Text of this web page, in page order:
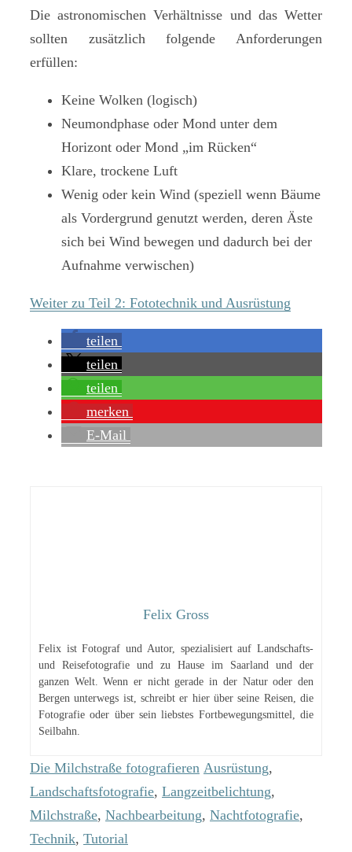
Die astronomischen Verhältnisse und das Wetter
sollten zusätzlich folgende Anforderungen
erfüllen:
Keine Wolken (logisch)
Neumondphase oder Mond unter dem
Horizont oder Mond „im Rücken“
Klare, trockene Luft
Wenig oder kein Wind (speziell wenn Bäume
als Vordergrund genutzt werden, deren Äste
sich bei Wind bewegen und dadurch bei der
Aufnahme verwischen)
Weiter zu Teil 2: Fototechnik und Ausrüstung
teilen
teilen
teilen
merken
E-Mail
Felix Gross
Felix ist Fotograf und Autor, spezialisiert auf Landschafts-
und Reisefotografie und zu Hause im Saarland und der
ganzen Welt. Wenn er nicht gerade in der Natur oder den
Bergen unterwegs ist, schreibt er hier über seine Reisen, die
Fotografie oder über sein liebstes Fortbewegungsmittel, die
Seilbahn.
Kategorien
Die Milchstraße fotografieren Schlagwörter
Ausrüstung,
Landschaftsfotografie, Langzeitbelichtung,
Milchstraße, Nachbearbeitung, Nachtfotografie,
Technik, Tutorial